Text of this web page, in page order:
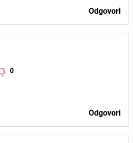
Odgovori
0
Odgovori